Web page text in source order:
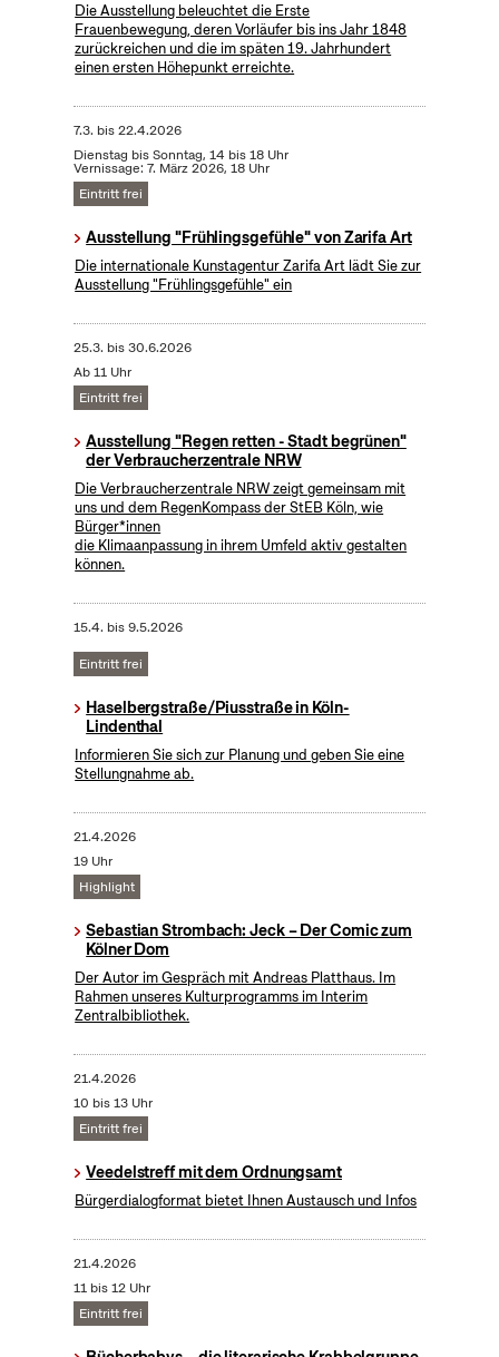
Die Ausstellung beleuchtet die Erste
Frauenbewegung, deren Vorläufer bis ins Jahr 1848
zurückreichen und die im späten 19. Jahrhundert
einen ersten Höhepunkt erreichte.
7.3. bis22.4.2026
Dienstag bis Sonntag, 14 bis 18 Uhr
Vernissage: 7. März 2026, 18 Uhr
Eintritt frei
Ausstellung "Frühlingsgefühle" von Zarifa Art
Die internationale Kunstagentur Zarifa Art lädt Sie zur
Ausstellung "Frühlingsgefühle" ein
25.3. bis30.6.2026
Ab 11 Uhr
Eintritt frei
Ausstellung "Regen retten - Stadt begrünen"
der Verbraucherzentrale NRW
Die Verbraucherzentrale NRW zeigt gemeinsam mit
uns und dem RegenKompass der StEB Köln, wie
Bürger*innen
die Klimaanpassung in ihrem Umfeld aktiv gestalten
können.
15.4. bis9.5.2026
Eintritt frei
Haselbergstraße/Piusstraße in Köln-
Lindenthal
Informieren Sie sich zur Planung und geben Sie eine
Stellungnahme ab.
21.4.2026
19 Uhr
Highlight
Sebastian Strombach: Jeck – Der Comic zum
Kölner Dom
Der Autor im Gespräch mit Andreas Platthaus. Im
Rahmen unseres Kulturprogramms im Interim
Zentralbibliothek.
21.4.2026
10 bis 13 Uhr
Eintritt frei
Veedelstreff mit dem Ordnungsamt
Bürgerdialogformat bietet Ihnen Austausch und Infos
21.4.2026
11 bis 12 Uhr
Eintritt frei